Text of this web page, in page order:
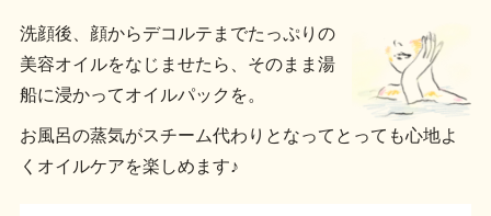
洗顔後、顔からデコルテまでたっぷりの
美容オイルをなじませたら、そのまま湯
船に浸かってオイルパックを。
お風呂の蒸気がスチーム代わりとなってとっても心地よ
くオイルケアを楽しめます♪